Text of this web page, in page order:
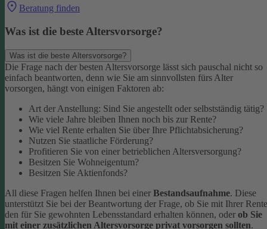
Beratung finden
Was ist die beste Altersvorsorge?
Was ist die beste Altersvorsorge?
Die Frage nach der besten Altersvorsorge lässt sich pauschal nicht so
einfach beantworten, denn wie Sie am sinnvollsten fürs Alter
vorsorgen, hängt von einigen Faktoren ab:
Art der Anstellung: Sind Sie angestellt oder selbstständig tätig?
Wie viele Jahre bleiben Ihnen noch bis zur Rente?
Wie viel Rente erhalten Sie über Ihre Pflichtabsicherung?
Nutzen Sie staatliche Förderung?
Profitieren Sie von einer betrieblichen Altersversorgung?
Besitzen Sie Wohneigentum?
Besitzen Sie Aktienfonds?
All diese Fragen helfen Ihnen bei einer Bestandsaufnahme. Diese
unterstützt Sie bei der Beantwortung der Frage, ob Sie mit Ihrer Rente
den für Sie gewohnten Lebensstandard erhalten können, oder ob Sie
mit einer zusätzlichen Altersvorsorge privat vorsorgen sollten.